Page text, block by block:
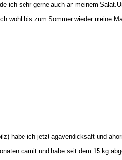
ich sehr gerne auch an meinem
wohl bis zum Sommer wieder meine
habe ich jetzt agavendicksaft und
damit und habe seit dem 15 kg